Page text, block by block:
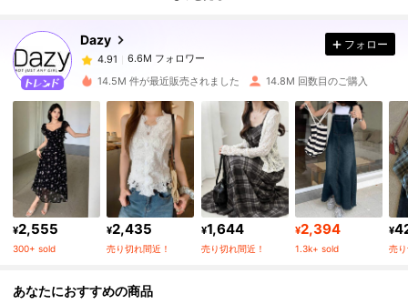
Dazy
4.91
8***9 は1日前に購入しました
4.91 6.6M フォロワー
6.6M フォロワー
4.91 6.6M フォロワー
フォロー
14.5M 件が最近販売されました 14.8M 回数目のご購入
¥2,555
300+ sold
¥2,435
売り切れ間近！
¥1,644
売り切れ間近！
¥2,394
1.3k+ sold
¥
売
あなたにおすすめの商品